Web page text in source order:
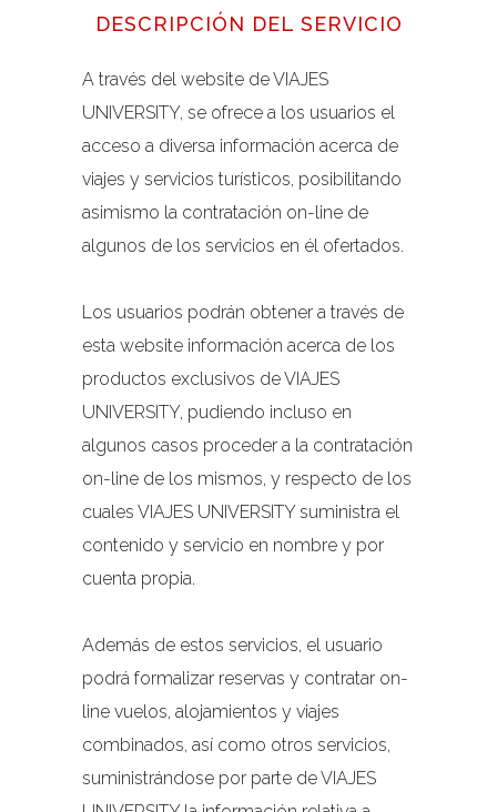
DESCRIPCIÓN DEL SERVICIO
A través del website de VIAJES
UNIVERSITY, se ofrece a los usuarios el
acceso a diversa información acerca de
viajes y servicios turísticos, posibilitando
asimismo la contratación on-line de
algunos de los servicios en él ofertados.
Los usuarios podrán obtener a través de
esta website información acerca de los
productos exclusivos de VIAJES
UNIVERSITY, pudiendo incluso en
algunos casos proceder a la contratación
on-line de los mismos, y respecto de los
cuales VIAJES UNIVERSITY suministra el
contenido y servicio en nombre y por
cuenta propia.
Además de estos servicios, el usuario
podrá formalizar reservas y contratar on-
line vuelos, alojamientos y viajes
combinados, así como otros servicios,
suministrándose por parte de VIAJES